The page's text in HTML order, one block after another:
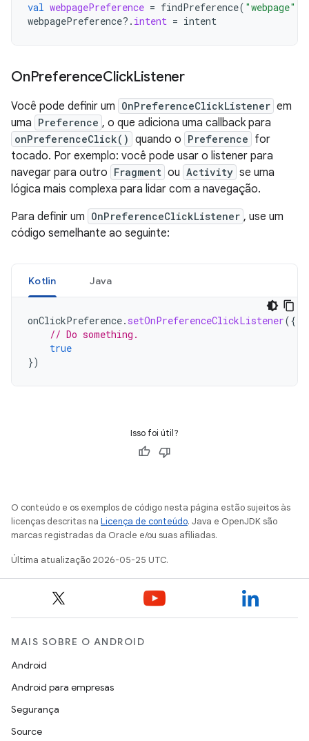
val webpagePreference = findPreference( "webpage"
webpagePreference?. intent = intent
OnPreferenceClickListener
Você pode definir um OnPreferenceClickListener em
uma Preference , o que adiciona uma callback para
onPreferenceClick() quando o Preference for
tocado. Por exemplo: você pode usar o listener para
navegar para outro Fragment ou Activity se uma
lógica mais complexa para lidar com a navegação.
Para definir um OnPreferenceClickListener , use um
código semelhante ao seguinte:
Kotlin Java
onClickPreference. setOnPreferenceClickListener({
// Do something.
true
})
Isso foi útil?
O conteúdo e os exemplos de código nesta página estão sujeitos às
licenças descritas na Licença de conteúdo. Java e OpenJDK são
marcas registradas da Oracle e/ou suas afiliadas.
Última atualização 2026-05-25 UTC.
MAIS SOBRE O ANDROID
Android
Android para empresas
Segurança
Source